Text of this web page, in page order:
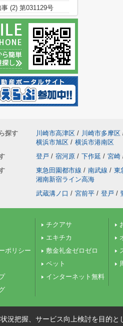
(2) 第031129号
探す 川崎市高津区 / 川崎市多摩区
横浜市旭区 / 横浜市港南区
登戸 / 宿河原 / 下作延 / 宮崎
東急田園都市線 / 南武線 / 東
湘南新宿ライン高海
武蔵溝ノ口 / 宮前平 / 登戸 /
ポリシー
チクアサ
エキチカ
敷金礼金ゼロゼロ
ペット
インターネット無料
況把握、サービス向上検討を目的